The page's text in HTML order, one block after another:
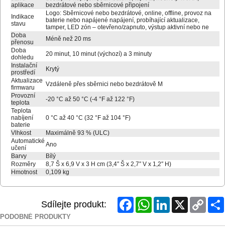
aplikace
bezdrátové nebo sběrnicové připojení
Indikace
stavu
Logo: Sběrnicové nebo bezdrátové, online, offline, provoz na
baterie nebo napájené napájení, probíhající aktualizace,
tamper, LED zón – otevřeno/zapnuto, výstup aktivní nebo ne
Doba
přenosu
Méně než 20 ms
Doba
dohledu
20 minut, 10 minut (výchozí) a 3 minuty
Instalační
prostředí
Krytý
Aktualizace
firmwaru
Vzdáleně přes sběrnici nebo bezdrátově M
Provozní
teplota
-20 °C až 50 °C (-4 °F až 122 °F)
Teplota
nabíjení
baterie
0 °C až 40 °C (32 °F až 104 °F)
Vlhkost
Maximálně 93 % (ULC)
Automatické
učení
Ano
Barvy
Bílý
Rozměry
8,7 Š x 6,9 V x 3 H cm (3,4″ Š x 2,7″ V x 1,2″ H)
Hmotnost
0,109 kg
Sdílejte produkt: FacebookWhatsAppLinkedInX
Copy
Link
PODOBNÉ PRODUKTY